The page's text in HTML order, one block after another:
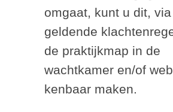
omgaat, kunt u dit,
geldende
de praktijkmap in de
wachtkamer en/of
kenbaar maken.